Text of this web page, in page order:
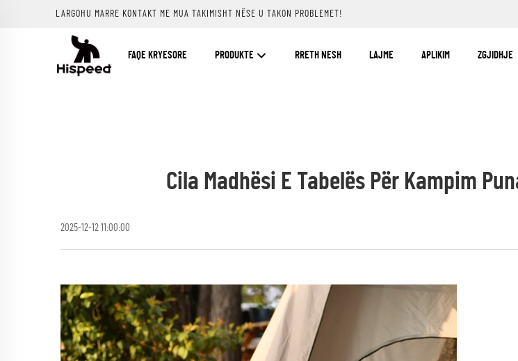
LARGOHU MARRE KONTAKT ME MUA TAKIMISHT NËSE U TAKON PROBLEMET!
FAQE KRYESORE PRODUKTE RRETH NESH LAJME APLIKIM ZGJIDHJE
Cila Madhësi E Tabelës Për Kampim
2025-12-12 11:00:00